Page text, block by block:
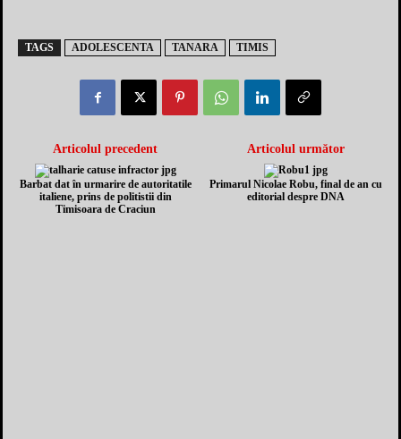
TAGS ADOLESCENTA TANARA TIMIS
Articolul precedent
Barbat dat în urmarire de autoritatile
italiene, prins de politistii din
Timisoara de Craciun
Articolul următor
Primarul Nicolae Robu, final de an cu
editorial despre DNA